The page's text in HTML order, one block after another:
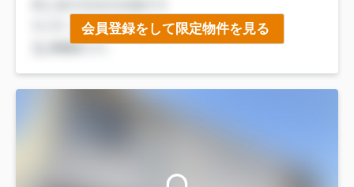
会員登録をして限定物件を見る